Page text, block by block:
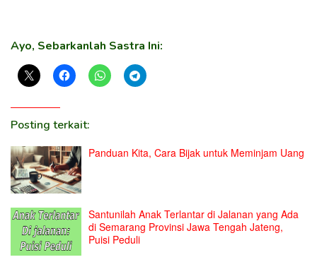
Ayo, Sebarkanlah Sastra Ini:
Posting terkait:
Panduan Kita, Cara Bijak untuk Meminjam Uang
Santunilah Anak Terlantar di Jalanan yang Ada
di Semarang Provinsi Jawa Tengah Jateng,
Puisi Peduli